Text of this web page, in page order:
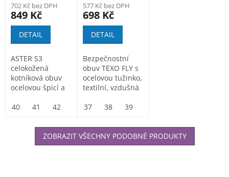
702 Kč bez DPH
849 Kč
DETAIL
ASTER S3
celokožená
kotníková obuv
ocelovou špicí a
40
41 42
577 Kč bez DPH
698 Kč
DETAIL
Bezpečnostní
obuv TEXO FLY s
ocelovou tužinko,
textilní, vzdušná
37
38 39
ZOBRAZIT VŠECHNY PODOBNÉ PRODUKTY